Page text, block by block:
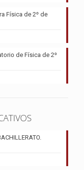
Física de 2º de
de Física de 2º